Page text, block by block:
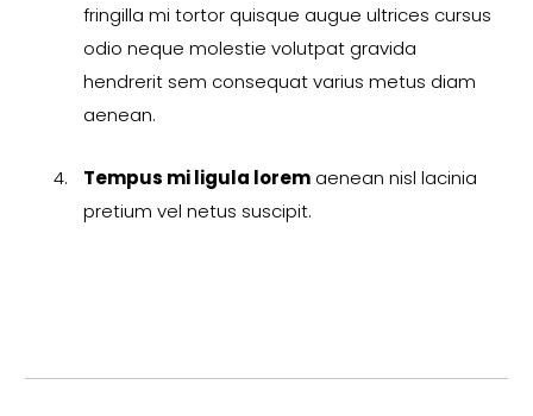
fringilla mi tortor quisque augue ultrices cursus
odio neque molestie volutpat gravida
hendrerit sem consequat varius metus diam
aenean.
Tempus mi ligula lorem aenean nisl lacinia
pretium vel netus suscipit.